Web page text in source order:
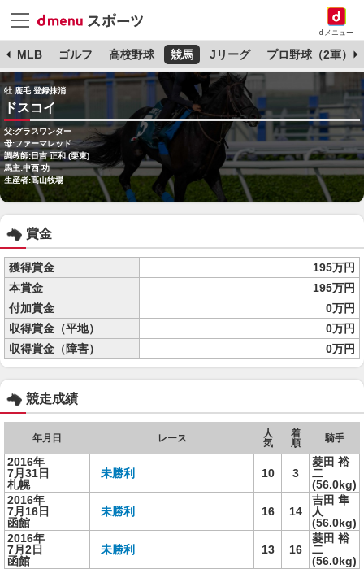
dメニュー
MLB ゴルフ 高校野球 競馬 Jリーグ プロ野球（2軍）
牡 鹿毛 登録抹消
ドスコイ
父:グラスワンダー
母:ファーマレッド
調教師:日吉 正和 (栗東)
馬主:中西 功
生産者:高山牧場
賞金
獲得賞金
195万円
本賞金
195万円
付加賞金
0万円
収得賞金（平地）
0万円
収得賞金（障害）
0万円
競走成績
年月日 レース
人
気
着
順
騎手
2016年
7月31日
札幌
未勝利 10 3
菱田 裕
二
(56.0kg)
2016年
7月16日
函館
未勝利 16 14
吉田 隼
人
(56.0kg)
2016年
7月2日
函館
未勝利 13 16
菱田 裕
二
(56.0kg)